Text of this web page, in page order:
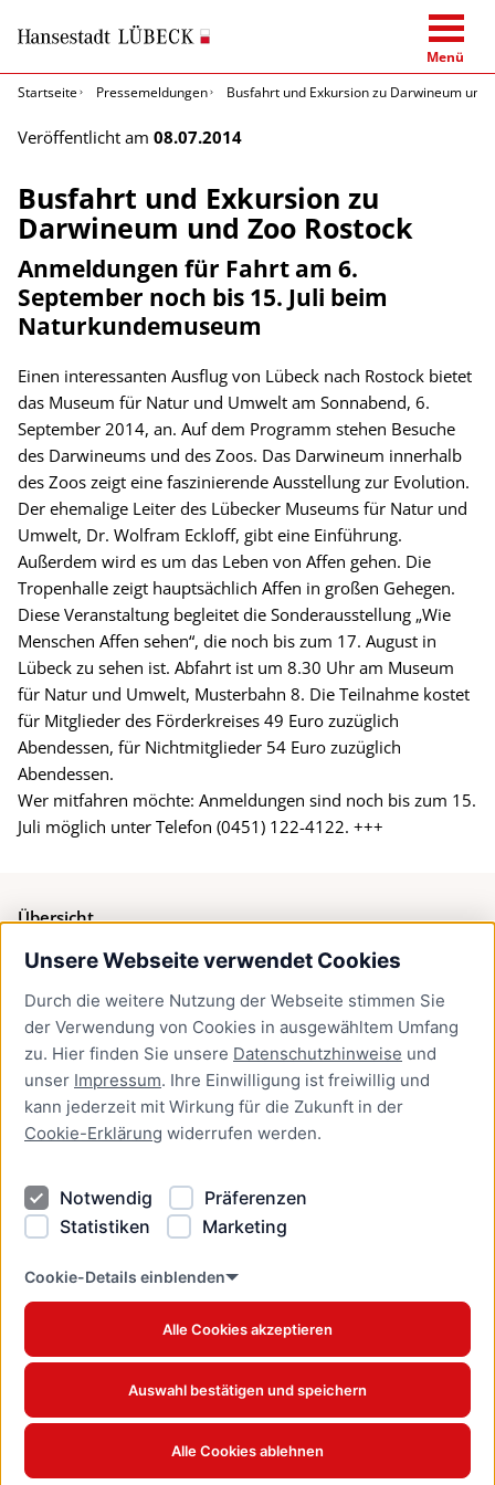
Unsere Webseite verwendet Cookies
Durch die weitere Nutzung der Webseite stimmen Sie
der Verwendung von Cookies in ausgewähltem Umfang
zu. Hier finden Sie unsere Datenschutzhinweise und
unser Impressum. Ihre Einwilligung ist freiwillig und
kann jederzeit mit Wirkung für die Zukunft in der
Cookie-Erklärung widerrufen werden.
Notwendig
Präferenzen
Statistiken
Marketing
Cookie-Details einblenden
Alle Cookies akzeptieren
Auswahl bestätigen und speichern
Alle Cookies ablehnen
Menü
Startseite
Pressemeldungen Busfahrt und Exkursion zu Darwineum und
Veröffentlicht am 08.07.2014
Busfahrt und Exkursion zu
Darwineum und Zoo Rostock
Anmeldungen für Fahrt am 6.
September noch bis 15. Juli beim
Naturkundemuseum
Einen interessanten Ausflug von Lübeck nach Rostock bietet
das Museum für Natur und Umwelt am Sonnabend, 6.
September 2014, an. Auf dem Programm stehen Besuche
des Darwineums und des Zoos. Das Darwineum innerhalb
des Zoos zeigt eine faszinierende Ausstellung zur Evolution.
Der ehemalige Leiter des Lübecker Museums für Natur und
Umwelt, Dr. Wolfram Eckloff, gibt eine Einführung.
Außerdem wird es um das Leben von Affen gehen. Die
Tropenhalle zeigt hauptsächlich Affen in großen Gehegen.
Diese Veranstaltung begleitet die Sonderausstellung „Wie
Menschen Affen sehen“, die noch bis zum 17. August in
Lübeck zu sehen ist. Abfahrt ist um 8.30 Uhr am Museum
für Natur und Umwelt, Musterbahn 8. Die Teilnahme kostet
für Mitglieder des Förderkreises 49 Euro zuzüglich
Abendessen, für Nichtmitglieder 54 Euro zuzüglich
Abendessen.
Wer mitfahren möchte: Anmeldungen sind noch bis zum 15.
Juli möglich unter Telefon (0451) 122-4122. +++
Übersicht
Bürgerservice
Presse
Newsletter Lübeck:kompakt
Kontakt
Kontakt
Datenschutzhinweise
Barrierefreiheit
Cookie Erklärung
www.luebeck.de